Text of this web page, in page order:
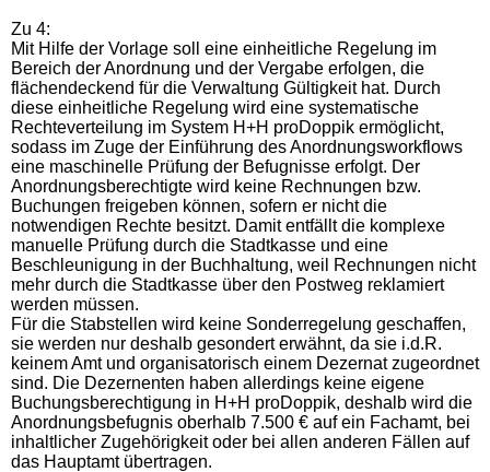
Zu 4:
Mit Hilfe der Vorlage soll eine einheitliche Regelung im
Bereich der Anordnung und der Vergabe erfolgen, die
flächendeckend für die Verwaltung Gültigkeit hat. Durch
diese einheitliche Regelung wird eine systematische
Rechteverteilung im System H+H proDoppik ermöglicht,
sodass im Zuge der Einführung des Anordnungsworkflows
eine maschinelle Prüfung der Befugnisse erfolgt. Der
Anordnungsberechtigte wird keine Rechnungen bzw.
Buchungen freigeben können, sofern er nicht die
notwendigen Rechte besitzt. Damit entfällt die komplexe
manuelle Prüfung durch die Stadtkasse und eine
Beschleunigung in der Buchhaltung, weil Rechnungen nicht
mehr durch die Stadtkasse über den Postweg reklamiert
werden müssen.
Für die Stabstellen wird keine Sonderregelung geschaffen,
sie werden nur deshalb gesondert erwähnt, da sie i.d.R.
keinem Amt und organisatorisch einem Dezernat zugeordnet
sind. Die Dezernenten haben allerdings keine eigene
Buchungsberechtigung in H+H proDoppik, deshalb wird die
Anordnungsbefugnis oberhalb 7.500 € auf ein Fachamt, bei
inhaltlicher Zugehörigkeit oder bei allen anderen Fällen auf
das Hauptamt übertragen.